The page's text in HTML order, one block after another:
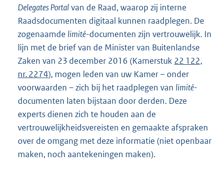
Delegates Portalvan de Raad, waarop zij interne
Raadsdocumenten digitaal kunnen raadplegen. De
zogenaamde limité-documenten zijn vertrouwelijk. In
lijn met de brief van de Minister van Buitenlandse
Zaken van 23 december 2016 (Kamerstuk 22 122,
nr. 2274), mogen leden van uw Kamer – onder
voorwaarden – zich bij het raadplegen van limité-
documenten laten bijstaan door derden. Deze
experts dienen zich te houden aan de
vertrouwelijkheidsvereisten en gemaakte afspraken
over de omgang met deze informatie (niet openbaar
maken, noch aantekeningen maken).